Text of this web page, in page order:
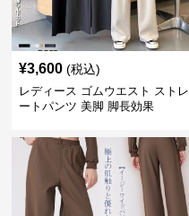
¥3,600 (税込)
レディース ゴムウエスト ストレ
ートパンツ 美脚 脚長効果